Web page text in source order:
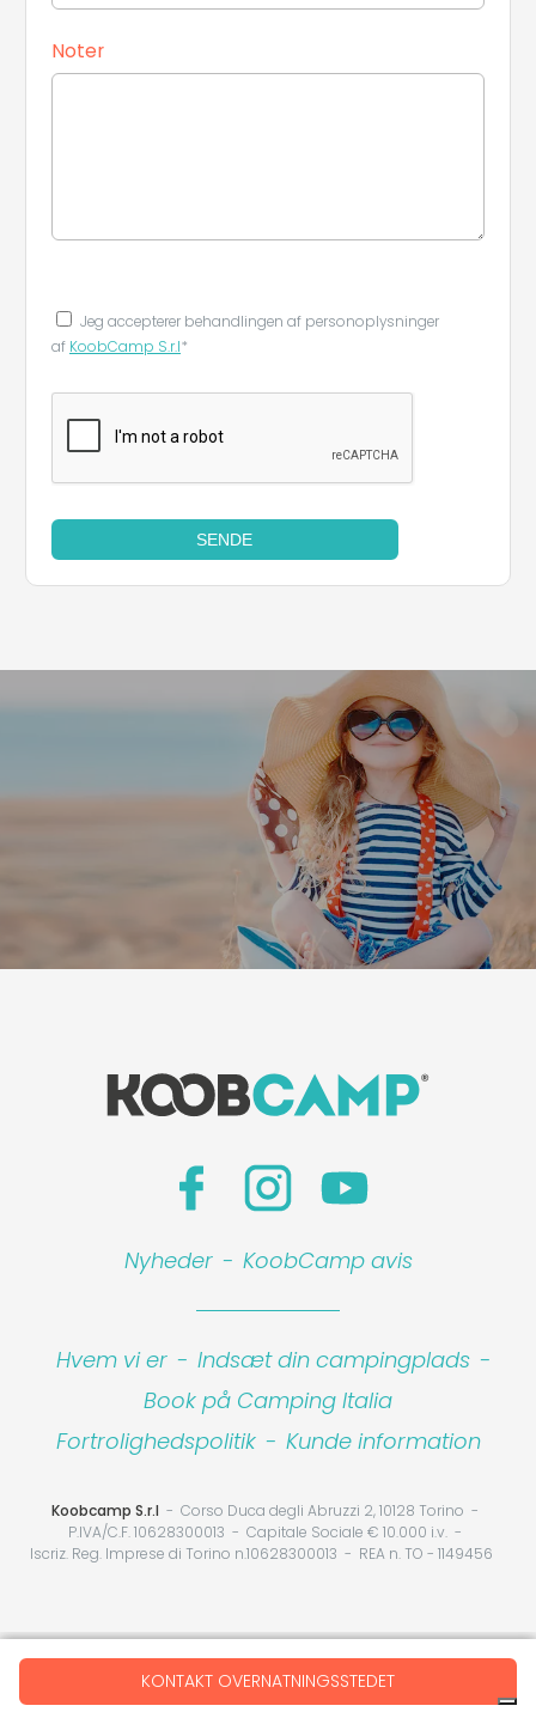
KONTAKT OVERNATNINGSSTEDET
Noter
Jeg accepterer behandlingen af ​​personoplysninger
af KoobCamp S.r.l*
SENDE
Nyheder - KoobCamp avis
Hvem vi er - Indsæt din campingplads -
Book på Camping Italia
Fortrolighedspolitik - Kunde information
Koobcamp S.r.l
Corso Duca degli Abruzzi 2, 10128 Torino
P.IVA/C.F. 10628300013
Capitale Sociale € 10.000 i.v.
Iscriz. Reg. Imprese di Torino n.10628300013
REA n. TO - 1149456
Your Privacy Choices